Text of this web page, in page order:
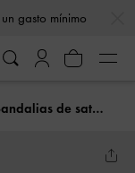
gasto mínimo
Sandalias de satén y puntera cuadrada con hebilla adornada con gemas